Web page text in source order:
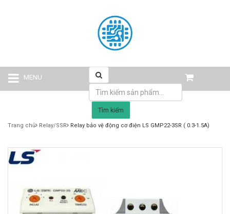
MENU
Tìm kiếm
Trang chủ Relay/SSR Relay bảo vệ động cơ điện LS GMP22-3SR ( 0.3-1.5A)